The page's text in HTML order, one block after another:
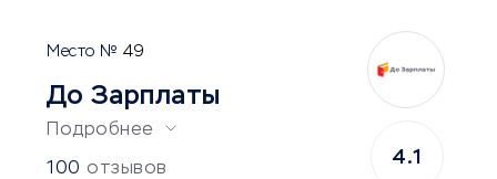
49
До Зарплаты
Подробнее
100 отзывов
4.1